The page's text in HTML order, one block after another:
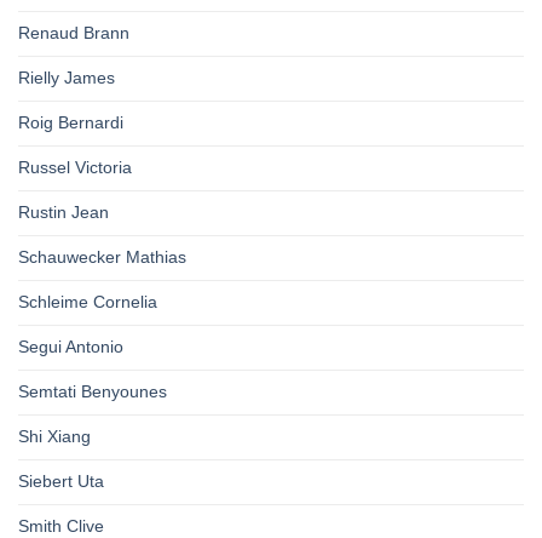
Renaud Brann
Rielly James
Roig Bernardi
Russel Victoria
Rustin Jean
Schauwecker Mathias
Schleime Cornelia
Segui Antonio
Semtati Benyounes
Shi Xiang
Siebert Uta
Smith Clive